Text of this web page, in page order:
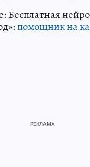
Бесплатная
помощник на